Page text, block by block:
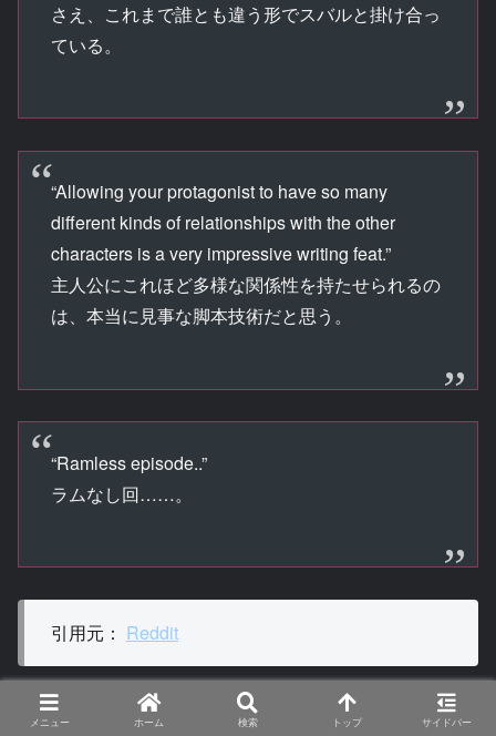
さえ、これまで誰とも違う形でスバルと掛け合っ
ている。
“Allowing your protagonist to have so many
different kinds of relationships with the other
characters is a very impressive writing feat.”
主人公にこれほど多様な関係性を持たせられるの
は、本当に見事な脚本技術だと思う。
“Ramless episode..”
ラムなし回……。
引用元： Reddit
メニュー ホーム 検索 トップ サイドバー